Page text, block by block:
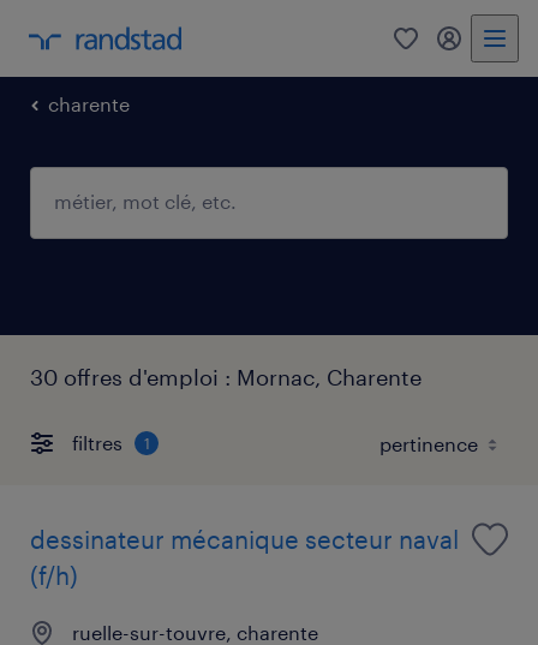
0 mon
charente
30 offres d'emploi : Mornac, Charente
filtres 1
dessinateur mécanique secteur naval
(f/h)
ruelle-sur-touvre, charente